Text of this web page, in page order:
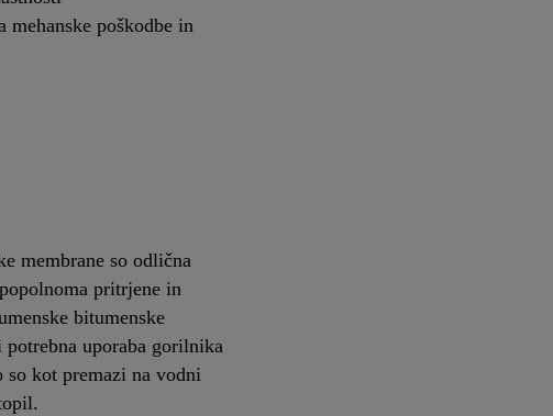
mehanske poškodbe in
membrane so odlična
pritrjene in
bitumenske
uporaba gorilnika
kot premazi na vodni